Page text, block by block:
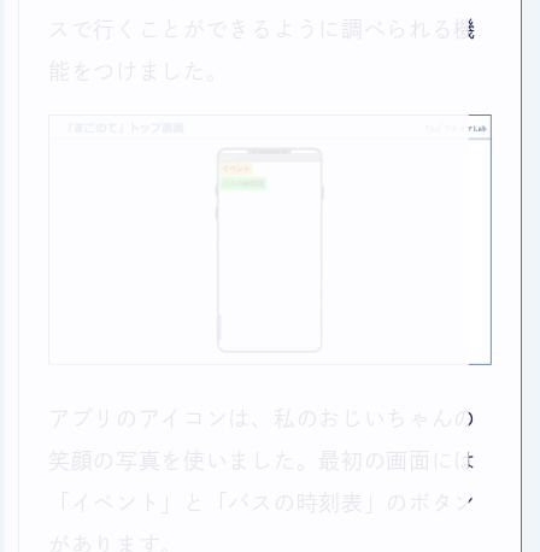
スで行くことができるように調べられる機
アプリのアイコンは、私のおじいちゃんの
笑顔の写真を使いました。最初の画面には
「イベント」と「バスの時刻表」のボタン